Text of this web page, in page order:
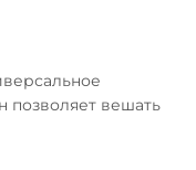
позволяет вешать